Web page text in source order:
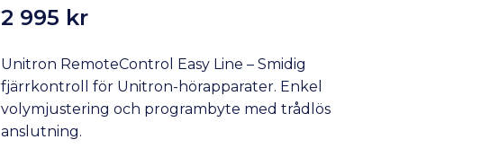
2 995 kr
Unitron RemoteControl Easy Line – Smidig
fjärrkontroll för Unitron-hörapparater. Enkel
volymjustering och programbyte med trådlös
anslutning.